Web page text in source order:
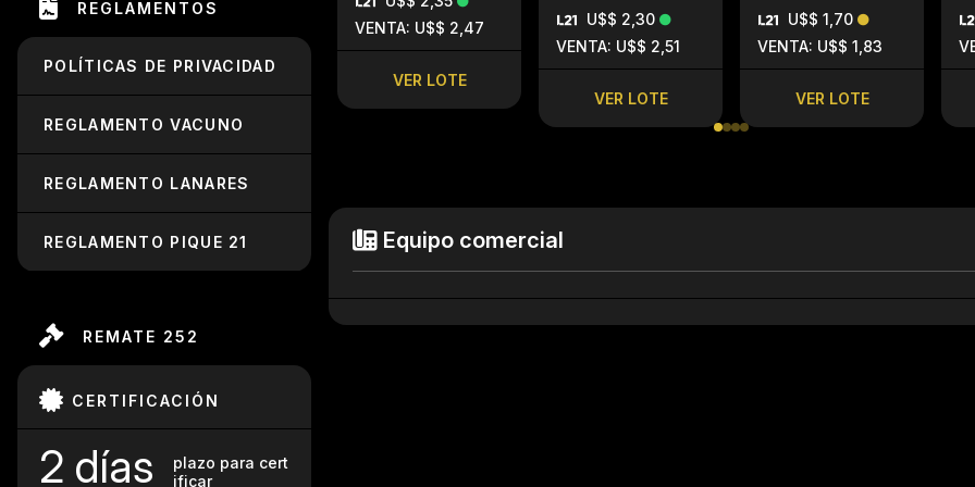
REGLAMENTOS
POLÍTICAS DE PRIVACIDAD
REGLAMENTO VACUNO
REGLAMENTO LANARES
REGLAMENTO PIQUE 21
REMATE 252
CERTIFICACIÓN
2 días
plazo para cert
ificar
VENTA: U$$ 2,47
VER LOTE
U$$ 2,30
VENTA: U$$ 2,51
VER LOTE
U$$ 1,70
VENTA: U$$ 1,83
VER LOTE
Equipo comercial